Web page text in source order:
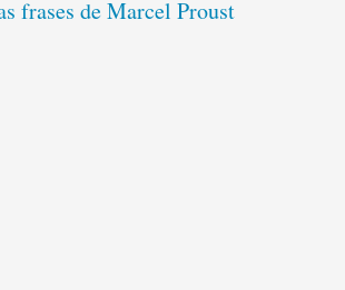
frases de Marcel Proust